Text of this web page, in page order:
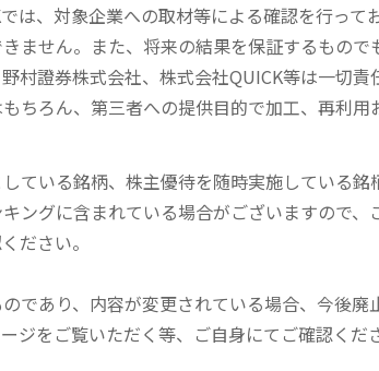
は、対象企業への取材等による確認を行って
せん。また、将来の結果を保証するもので
村證券株式会社、株式会社QUICK等は一切責
ちろん、第三者への提供目的で加工、再利用
ている銘柄、株主優待を随時実施している銘
グに含まれている場合がございますので、
ださい。
であり、内容が変更されている場合、今後廃
ジをご覧いただく等、ご自身にてご確認くだ